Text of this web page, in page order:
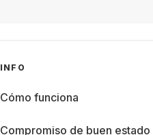
INFO
Cómo funciona
Compromiso de buen estado